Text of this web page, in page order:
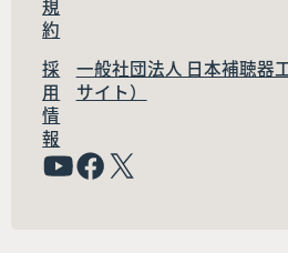
規
約
採
用
情
報
一般社団法人 日本補聴器
サイト）